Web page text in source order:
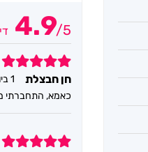
4.9/5
5
חן חבצלת
1 ביוני 2025
כאמא, התחברתי
5